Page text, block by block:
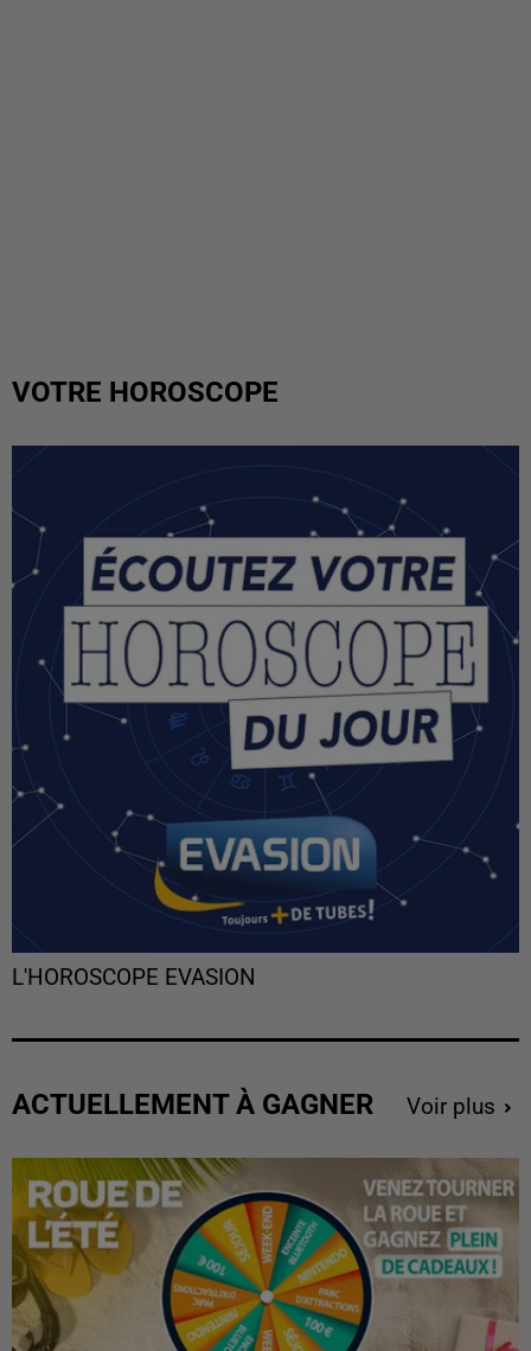
VOTRE HOROSCOPE
L'HOROSCOPE EVASION
ACTUELLEMENT À GAGNER Voir plus